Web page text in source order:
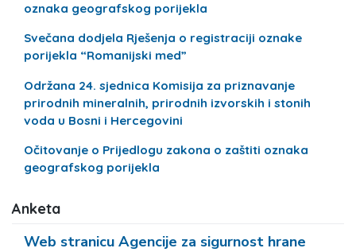
oznaka geografskog porijekla
Svečana dodjela Rješenja o registraciji oznake
porijekla “Romanijski med”
Održana 24. sjednica Komisija za priznavanje
prirodnih mineralnih, prirodnih izvorskih i stonih
voda u Bosni i Hercegovini
Očitovanje o Prijedlogu zakona o zaštiti oznaka
geografskog porijekla
Anketa
Web stranicu Agencije za sigurnost hrane